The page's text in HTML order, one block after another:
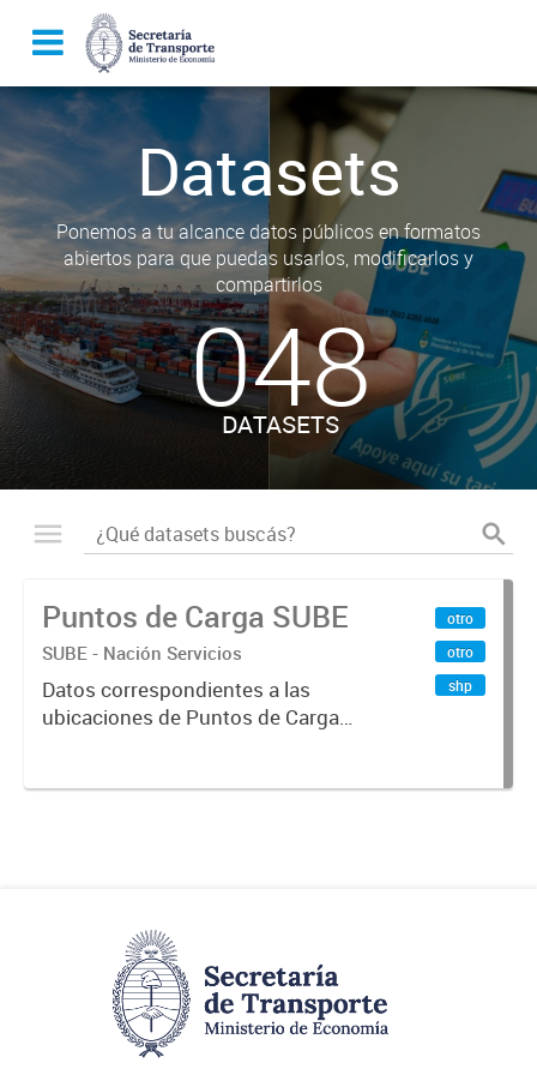
Datasets
Ponemos a tu alcance datos públicos en formatos
abiertos para que puedas usarlos, modificarlos y
compartirlos
048
DATASETS
Puntos de Carga SUBE
SUBE - Nación Servicios
Datos correspondientes a las
ubicaciones de Puntos de Carga
otro
otro
shp